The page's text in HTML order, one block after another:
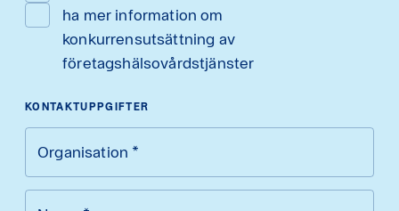
ha mer information om
konkurrensutsättning av
företagshälsovårdstjänster
KONTAKTUPPGIFTER
Organisation *